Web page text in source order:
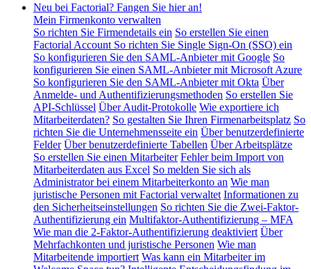
Neu bei Factorial? Fangen Sie hier an!
Mein Firmenkonto verwalten
So richten Sie Firmendetails ein So erstellen Sie einen
Factorial Account So richten Sie Single Sign-On (SSO) ein
So konfigurieren Sie den SAML-Anbieter mit Google So
konfigurieren Sie einen SAML-Anbieter mit Microsoft Azure
So konfigurieren Sie den SAML-Anbieter mit Okta Über
Anmelde- und Authentifizierungsmethoden So erstellen Sie
API-Schlüssel Über Audit-Protokolle Wie exportiere ich
Mitarbeiterdaten? So gestalten Sie Ihren Firmenarbeitsplatz So
richten Sie die Unternehmensseite ein Über benutzerdefinierte
Felder Über benutzerdefinierte Tabellen Über Arbeitsplätze
So erstellen Sie einen Mitarbeiter Fehler beim Import von
Mitarbeiterdaten aus Excel So melden Sie sich als
Administrator bei einem Mitarbeiterkonto an Wie man
juristische Personen mit Factorial verwaltet Informationen zu
den Sicherheitseinstellungen So richten Sie die Zwei-Faktor-
Authentifizierung ein Multifaktor-Authentifizierung – MFA
Wie man die 2-Faktor-Authentifizierung deaktiviert Über
Mehrfachkonten und juristische Personen Wie man
Mitarbeitende importiert Was kann ein Mitarbeiter im